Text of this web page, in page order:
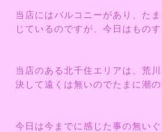
当店にはバルコニーがあり、た
じているのですが、今日はもの
当店のある北千住エリアは、荒
決して遠くは無いのでたまに潮の
今日は今までに感じた事の無い